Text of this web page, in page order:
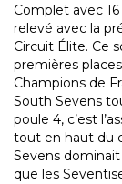
Complet avec
relevé avec la
Circuit Élite. Ce
premières
Champions de
South Sevens
poule 4, c’est
tout en haut du
Sevens
que les